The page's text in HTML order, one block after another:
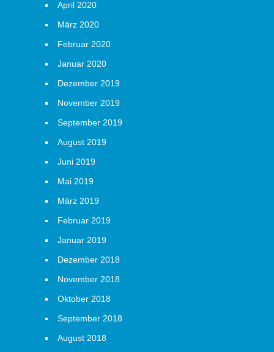
April 2020
März 2020
Februar 2020
Januar 2020
Dezember 2019
November 2019
September 2019
August 2019
Juni 2019
Mai 2019
März 2019
Februar 2019
Januar 2019
Dezember 2018
November 2018
Oktober 2018
September 2018
August 2018